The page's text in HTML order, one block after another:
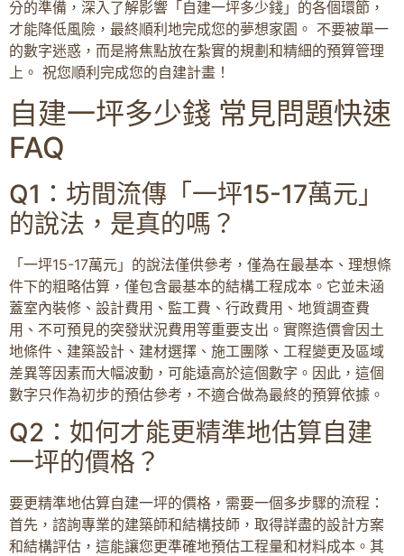
分的準備，深入了解影響「自建一坪多少錢」的各個環節，
才能降低風險，最終順利地完成您的夢想家園。 不要被單一
的數字迷惑，而是將焦點放在紮實的規劃和精細的預算管理
上。 祝您順利完成您的自建計畫！
自建一坪多少錢 常見問題快速
FAQ
Q1：坊間流傳「一坪15-17萬元」
的說法，是真的嗎？
「一坪15-17萬元」的說法僅供參考，僅為在最基本、理想條
件下的粗略估算，僅包含最基本的結構工程成本。它並未涵
蓋室內裝修、設計費用、監工費、行政費用、地質調查費
用、不可預見的突發狀況費用等重要支出。實際造價會因土
地條件、建築設計、建材選擇、施工團隊、工程變更及區域
差異等因素而大幅波動，可能遠高於這個數字。因此，這個
數字只作為初步的預估參考，不適合做為最終的預算依據。
Q2：如何才能更精準地估算自建
一坪的價格？
要更精準地估算自建一坪的價格，需要一個多步驟的流程：
首先，諮詢專業的建築師和結構技師，取得詳盡的設計方案
和結構評估，這能讓您更準確地預估工程量和材料成本。其